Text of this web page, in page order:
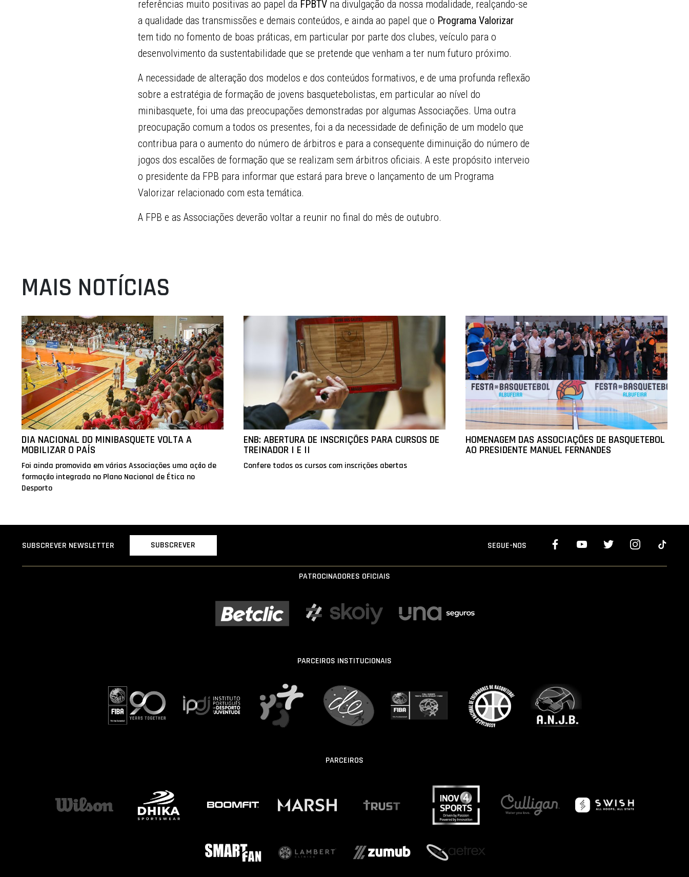
referências muito positivas ao papel da FPBTV na divulgação da nossa modalidade, realçando-se
a qualidade das transmissões e demais conteúdos, e ainda ao papel que o Programa Valorizar
tem tido no fomento de boas práticas, em particular por parte dos clubes, veículo para o
desenvolvimento da sustentabilidade que se pretende que venham a ter num futuro próximo.
A necessidade de alteração dos modelos e dos conteúdos formativos, e de uma profunda reflexão
sobre a estratégia de formação de jovens basquetebolistas, em particular ao nível do
minibasquete, foi uma das preocupações demonstradas por algumas Associações. Uma outra
preocupação comum a todos os presentes, foi a da necessidade de definição de um modelo que
contribua para o aumento do número de árbitros e para a consequente diminuição do número de
jogos dos escalões de formação que se realizam sem árbitros oficiais. A este propósito interveio
o presidente da FPB para informar que estará para breve o lançamento de um Programa
Valorizar relacionado com esta temática.
A FPB e as Associações deverão voltar a reunir no final do mês de outubro.
MAIS NOTÍCIAS
DIA NACIONAL DO MINIBASQUETE VOLTA A
MOBILIZAR O PAÍS
Foi ainda promovida em várias Associações uma ação de
formação integrada no Plano Nacional de Ética no
Desporto
ENB: ABERTURA DE INSCRIÇÕES PARA CURSOS DE
TREINADOR I E II
Confere todos os cursos com inscrições abertas
HOMENAGEM DAS ASSOCIAÇÕES DE BASQUETEBOL
AO PRESIDENTE MANUEL FERNANDES
SUBSCREVER NEWSLETTER SUBSCREVER SEGUE-NOS
PATROCINADORES OFICIAIS
PARCEIROS INSTITUCIONAIS
PARCEIROS